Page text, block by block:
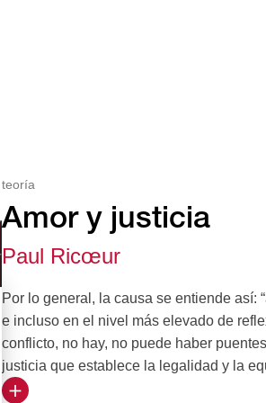
teoría
Amor y justicia
Paul Ricœur
Por lo general, la causa se entiende así:
e incluso en el nivel más elevado de
conflicto, no hay, no puede haber
justicia que establece la legalidad y la